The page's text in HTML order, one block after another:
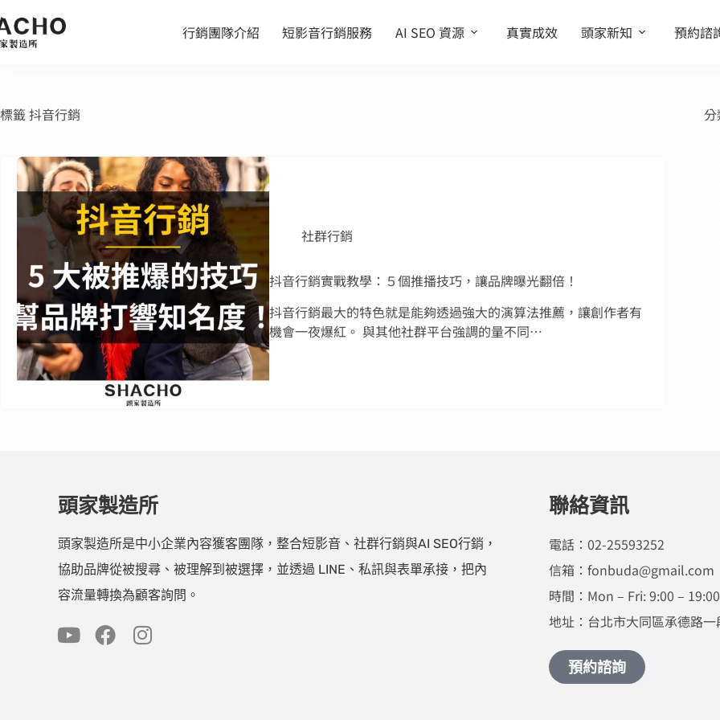
行銷團隊介紹 短影音行銷服務 AI SEO 資源 真實成效 頭家新知 預約諮
標籤抖音行銷
社群行銷
抖音行銷實戰教學：５個推播技巧，讓品牌曝光翻倍！
抖音行銷最大的特色就是能夠透過強大的演算法推薦，讓創作者有
機會一夜爆紅。 與其他社群平台強調的量不同…
頭家製造所
頭家製造所是中小企業內容獲客團隊，整合短影音、社群行銷與AI SEO行銷，
協助品牌從被搜尋、被理解到被選擇，並透過 LINE、私訊與表單承接，把內
容流量轉換為顧客詢問。
聯絡資訊
電話：02-25593252
信箱：fonbuda@gmail.com
時間：Mon – Fri: 9:00 – 19:00
地址：台北市大同區承德路
預約諮詢